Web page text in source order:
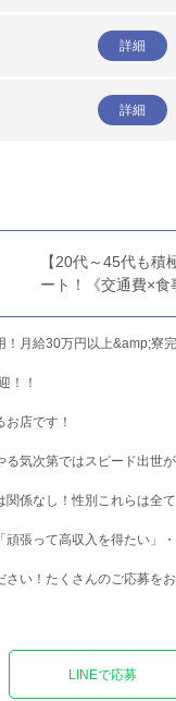
詳細
詳細
【20代～45代も
ート！《交通費×食
月給30万円以上&amp;寮
！！
店です！
気次第ではスピード出世が
係なし！性別これらは全
頑張って高収入を得たい」
い！たくさんのご応募をお
LINEで応募